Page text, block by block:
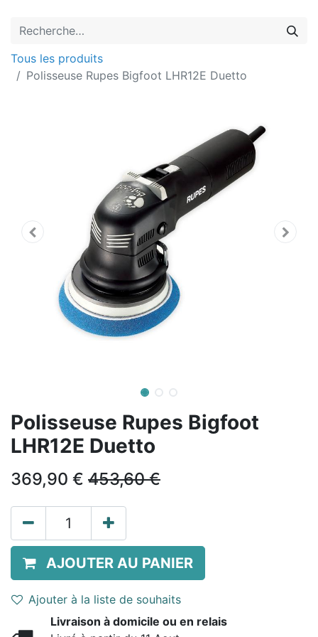
Tous les produits
Polisseuse Rupes Bigfoot LHR12E Duetto
Polisseuse Rupes Bigfoot
LHR12E Duetto
369,90 € 453,60€
AJOUTER AU PANIER
Ajouter à la liste de souhaits
Livraison à domicile ou en relais